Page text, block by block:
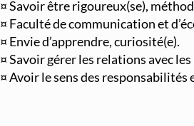
¤ Savoir être rigoureux(se),
¤ Faculté de communication et
¤ Envie d’apprendre, curiosité(e).
¤ Savoir gérer les relations avec
¤ Avoir le sens des